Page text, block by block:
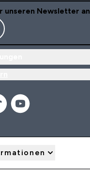
unseren Newsletter an